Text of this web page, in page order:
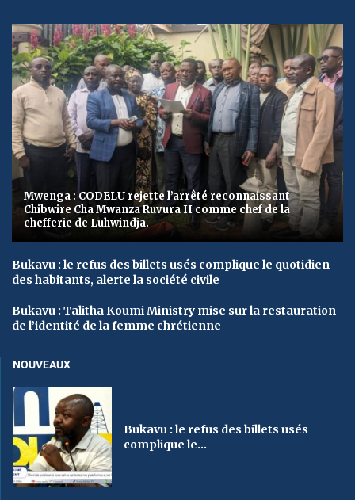
Mwenga : CODELU rejette l’arrêté reconnaissant
Chibwire Cha Mwanza Ruvura II comme chef de la
chefferie de Luhwindja.
Bukavu : le refus des billets usés complique le quotidien
des habitants, alerte la société civile
Bukavu : Talitha Koumi Ministry mise sur la restauration
de l’identité de la femme chrétienne
NOUVEAUX
Bukavu : le refus des billets usés
complique le...